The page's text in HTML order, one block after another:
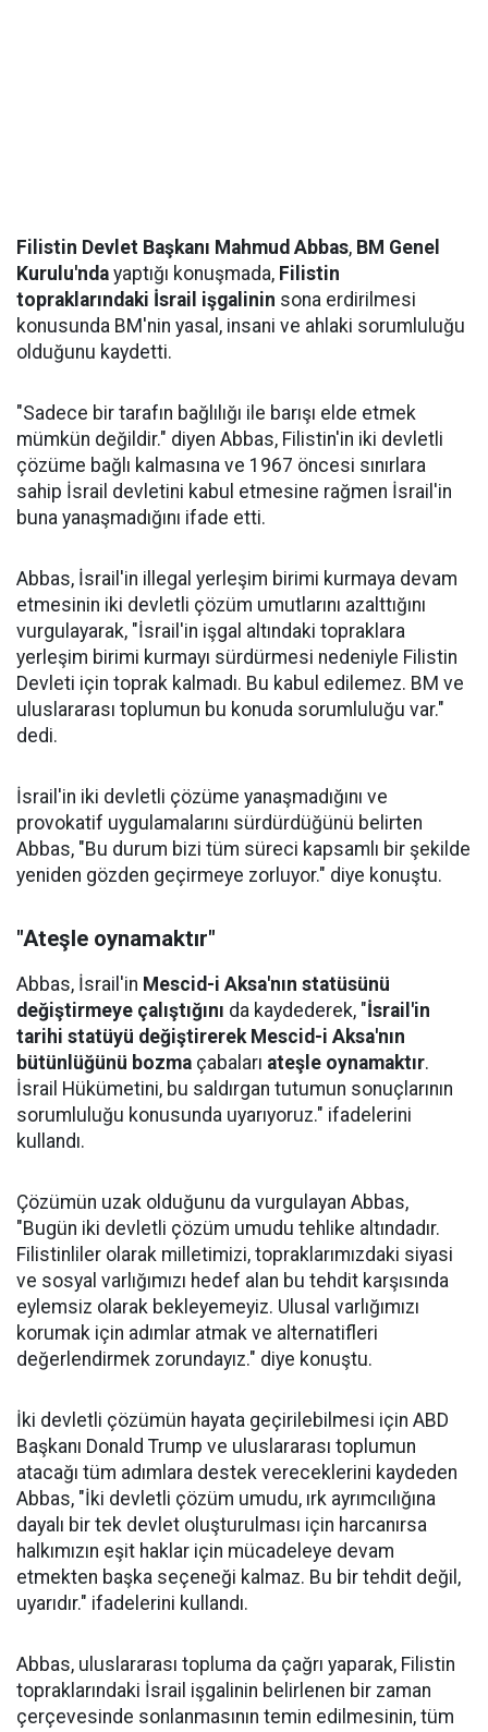
Filistin Devlet Başkanı Mahmud Abbas, BM Genel
Kurulu'nda yaptığı konuşmada, Filistin
topraklarındaki İsrail işgalinin sona erdirilmesi
konusunda BM'nin yasal, insani ve ahlaki sorumluluğu
olduğunu kaydetti.
"Sadece bir tarafın bağlılığı ile barışı elde etmek
mümkün değildir." diyen Abbas, Filistin'in iki devletli
çözüme bağlı kalmasına ve 1967 öncesi sınırlara
sahip İsrail devletini kabul etmesine rağmen İsrail'in
buna yanaşmadığını ifade etti.
Abbas, İsrail'in illegal yerleşim birimi kurmaya devam
etmesinin iki devletli çözüm umutlarını azalttığını
vurgulayarak, "İsrail'in işgal altındaki topraklara
yerleşim birimi kurmayı sürdürmesi nedeniyle Filistin
Devleti için toprak kalmadı. Bu kabul edilemez. BM ve
uluslararası toplumun bu konuda sorumluluğu var."
dedi.
İsrail'in iki devletli çözüme yanaşmadığını ve
provokatif uygulamalarını sürdürdüğünü belirten
Abbas, "Bu durum bizi tüm süreci kapsamlı bir şekilde
yeniden gözden geçirmeye zorluyor." diye konuştu.
"Ateşle oynamaktır"
Abbas, İsrail'in Mescid-i Aksa'nın statüsünü
değiştirmeye çalıştığını da kaydederek, "İsrail'in
tarihi statüyü değiştirerek Mescid-i Aksa'nın
bütünlüğünü bozma çabaları ateşle oynamaktır.
İsrail Hükümetini, bu saldırgan tutumun sonuçlarının
sorumluluğu konusunda uyarıyoruz." ifadelerini
kullandı.
Çözümün uzak olduğunu da vurgulayan Abbas,
"Bugün iki devletli çözüm umudu tehlike altındadır.
Filistinliler olarak milletimizi, topraklarımızdaki siyasi
ve sosyal varlığımızı hedef alan bu tehdit karşısında
eylemsiz olarak bekleyemeyiz. Ulusal varlığımızı
korumak için adımlar atmak ve alternatifleri
değerlendirmek zorundayız." diye konuştu.
İki devletli çözümün hayata geçirilebilmesi için ABD
Başkanı Donald Trump ve uluslararası toplumun
atacağı tüm adımlara destek vereceklerini kaydeden
Abbas, "İki devletli çözüm umudu, ırk ayrımcılığına
dayalı bir tek devlet oluşturulması için harcanırsa
halkımızın eşit haklar için mücadeleye devam
etmekten başka seçeneği kalmaz. Bu bir tehdit değil,
uyarıdır." ifadelerini kullandı.
Abbas, uluslararası topluma da çağrı yaparak, Filistin
topraklarındaki İsrail işgalinin belirlenen bir zaman
çerçevesinde sonlanmasının temin edilmesinin, tüm